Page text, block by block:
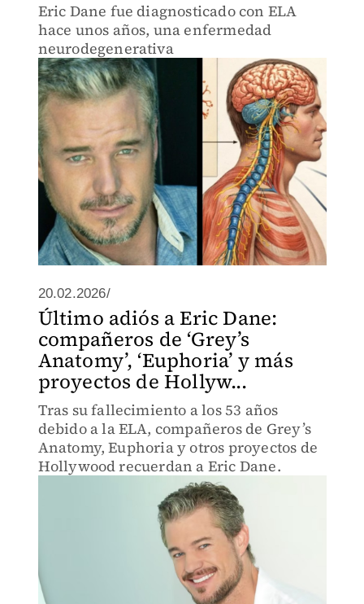
Eric Dane fue diagnosticado con ELA
hace unos años, una enfermedad
neurodegenerativa
20.02.2026/
Último adiós a Eric Dane:
compañeros de ‘Grey’s
Anatomy’, ‘Euphoria’ y más
proyectos de Hollyw...
Tras su fallecimiento a los 53 años
debido a la ELA, compañeros de Grey’s
Anatomy, Euphoria y otros proyectos de
Hollywood recuerdan a Eric Dane.